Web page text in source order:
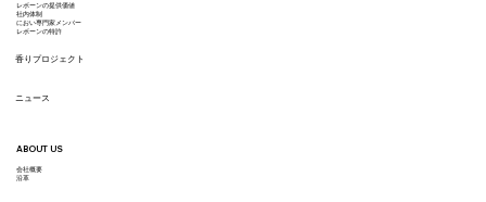
ABOUT US
会社概要
沿革
レボーンの提供価値
​社内体制
におい専門家メンバー
レボーンの特許
香りプロジェクト
ニュース